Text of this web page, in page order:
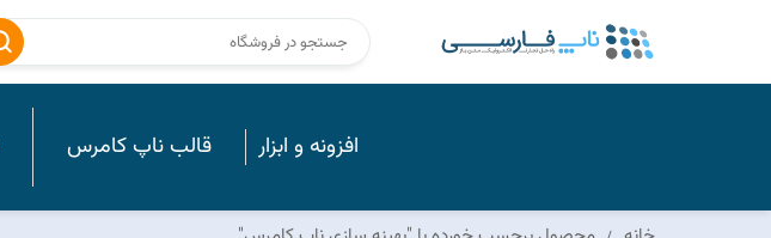
افزونه و ابزار قالب ناپ کامرس